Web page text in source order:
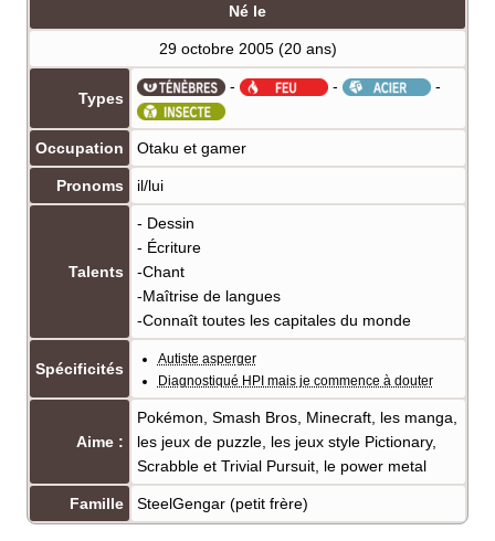
Né le
29 octobre 2005 (20 ans)
Types
- - -
Occupation Otaku et gamer
Pronoms il/lui
Talents
- Dessin
- Écriture
-Chant
-Maîtrise de langues
-Connaît toutes les capitales du monde
Spécificités
Autiste asperger
Diagnostiqué HPI mais je commence à douter
Aime :
Pokémon, Smash Bros, Minecraft, les manga,
les jeux de puzzle, les jeux style Pictionary,
Scrabble et Trivial Pursuit, le power metal
Famille SteelGengar (petit frère)